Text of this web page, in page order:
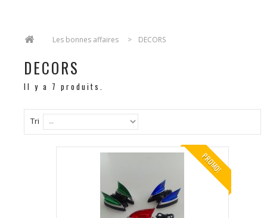
Les bonnes affaires > DECORS
DECORS
Il y a 7 produits.
Tri
PROMO!